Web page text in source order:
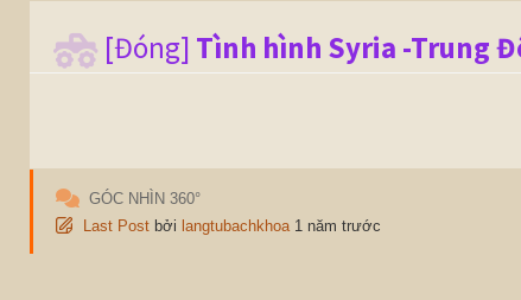
[Đóng] Tình hình Syria -Trung
GÓC NHÌN 360°
Last Post bởi langtubachkhoa 1 năm trước